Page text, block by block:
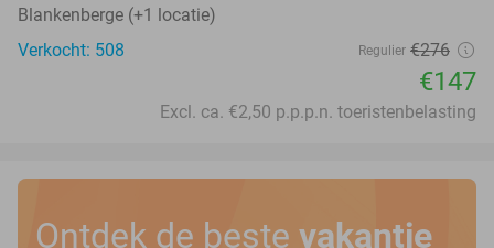
Blankenberge (+1 locatie)
Verkocht: 508
Regulier €276
€147
Excl. ca. €2,50 p.p.p.n. toeristenbelasting
Ontdek de beste vakantie